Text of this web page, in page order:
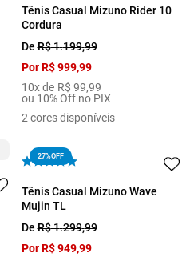
Tênis Casual Mizuno Rider 10
Cordura
DeR$1.199,99
PorR$ 999,99
10x de R$ 99,99
ou 10% Off no PIX
2 cores disponíveis
27%OFF
Tênis Casual Mizuno Wave
Mujin TL
DeR$1.299,99
PorR$ 949,99